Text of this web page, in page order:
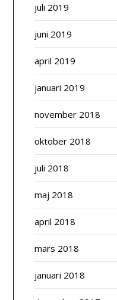
juli 2019
juni 2019
april 2019
januari 2019
november 2018
oktober 2018
juli 2018
maj 2018
april 2018
mars 2018
januari 2018